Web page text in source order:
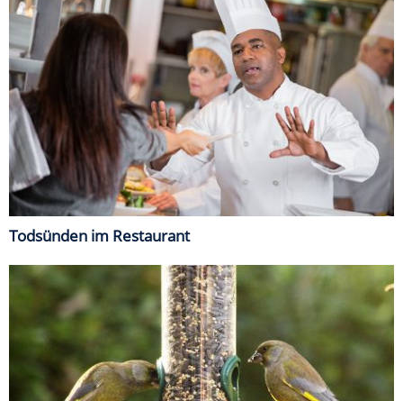
Todsünden im Restaurant